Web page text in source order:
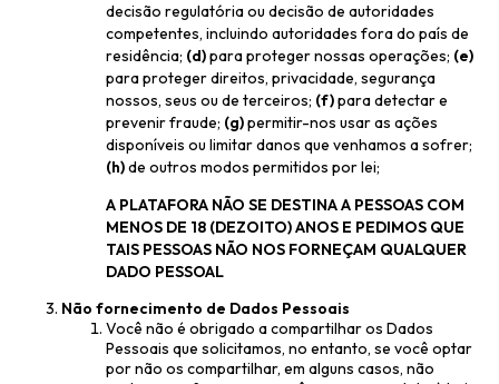
decisão regulatória ou decisão de autoridades
competentes, incluindo autoridades fora do país de
residência; (d)para proteger nossas operações; (e)
para proteger direitos, privacidade, segurança
nossos, seus ou de terceiros; (f)para detectar e
prevenir fraude; (g)permitir-nos usar as ações
disponíveis ou limitar danos que venhamos a sofrer;
(h)de outros modos permitidos por lei;
A PLATAFORA NÃO SE DESTINA A PESSOAS COM
MENOS DE 18 (DEZOITO) ANOS E PEDIMOS QUE
TAIS PESSOAS NÃO NOS FORNEÇAM QUALQUER
DADO PESSOAL
Não fornecimento de Dados Pessoais
Você não é obrigado a compartilhar os Dados
Pessoais que solicitamos, no entanto, se você optar
por não os compartilhar, em alguns casos, não